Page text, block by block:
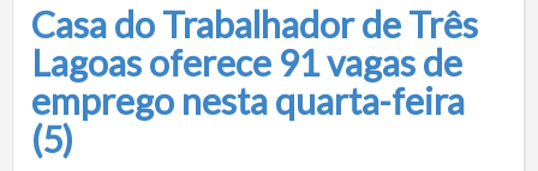
Casa do Trabalhador de Três
Lagoas oferece 91 vagas de
emprego nesta quarta-feira
(5)